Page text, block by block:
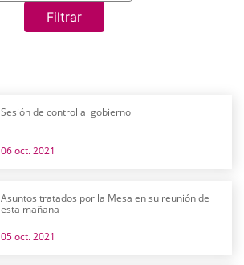
Filtrar
Sesión de control al gobierno
06 oct. 2021
Asuntos tratados por la Mesa en su reunión de
esta mañana
05 oct. 2021